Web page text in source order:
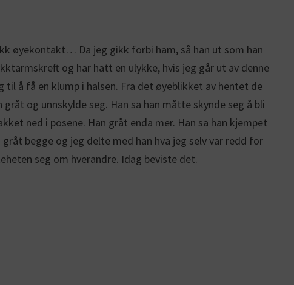
øyekontakt… Da jeg gikk forbi ham, så han ut som han
og har hatt en ulykke, hvis jeg går ut av denne
å få en klump i halsen. Fra det øyeblikket av hentet de
og unnskylde seg. Han sa han måtte skynde seg å bli
ned i posene. Han gråt enda mer. Han sa han kjempet
begge og jeg delte med han hva jeg selv var redd for
seg om hverandre. Idag beviste det.